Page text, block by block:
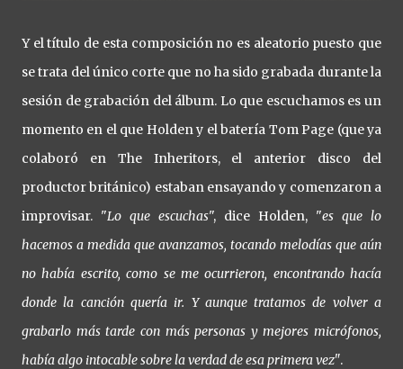
Y el título de esta composición no es aleatorio puesto que
se trata del único corte que no ha sido grabada durante la
sesión de grabación del álbum. Lo que escuchamos es un
momento en el que Holden y el batería Tom Page (que ya
colaboró en The Inheritors, el anterior disco del
productor británico) estaban ensayando y comenzaron a
improvisar. "Lo que escuchas", dice Holden, "es que lo
hacemos a medida que avanzamos, tocando melodías que aún
no había escrito, como se me ocurrieron, encontrando hacía
donde la canción quería ir. Y aunque tratamos de volver a
grabarlo más tarde con más personas y mejores micrófonos,
había algo intocable sobre la verdad de esa primera vez".